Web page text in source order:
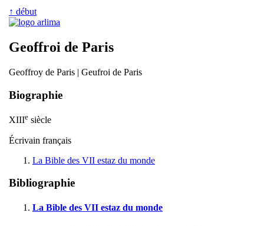
↑ début
Geoffroi de Paris
Geoffroy de Paris | Geufroi de Paris
Biographie
XIIIe siècle
Écrivain français
La Bible des VII estaz du monde
Bibliographie
La Bible des VII estaz du monde